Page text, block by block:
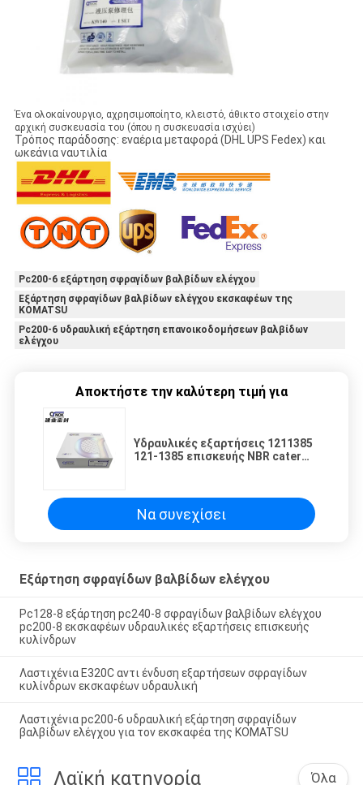
Ένα ολοκαίνουργιο, αχρησιμοποίητο, κλειστό, άθικτο στοιχείο στην
αρχική συσκευασία του (όπου η συσκευασία ισχύει)
Τρόπος παράδοσης: εναέρια μεταφορά (DHL UPS Fedex) και
ωκεάνια ναυτιλία
Pc200-6 εξάρτηση σφραγίδων βαλβίδων ελέγχου
Εξάρτηση σφραγίδων βαλβίδων ελέγχου εκσκαφέων της
KOMATSU
Pc200-6 υδραυλική εξάρτηση επανοικοδομήσεων βαλβίδων
ελέγχου
Αποκτήστε την καλύτερη τιμή για
Υδραυλικές εξαρτήσεις 1211385
121-1385 επισκευής NBR cater
Να συνεχίσει
Εξάρτηση σφραγίδων βαλβίδων ελέγχου
Pc128-8 εξάρτηση pc240-8 σφραγίδων βαλβίδων ελέγχου
pc200-8 εκσκαφέων υδραυλικές εξαρτήσεις επισκευής
κυλίνδρων
Λαστιχένια E320C αντι ένδυση εξαρτήσεων σφραγίδων
κυλίνδρων εκσκαφέων υδραυλική
Λαστιχένια pc200-6 υδραυλική εξάρτηση σφραγίδων
βαλβίδων ελέγχου για τον εκσκαφέα της KOMATSU
Λαϊκή κατηγορία Όλα